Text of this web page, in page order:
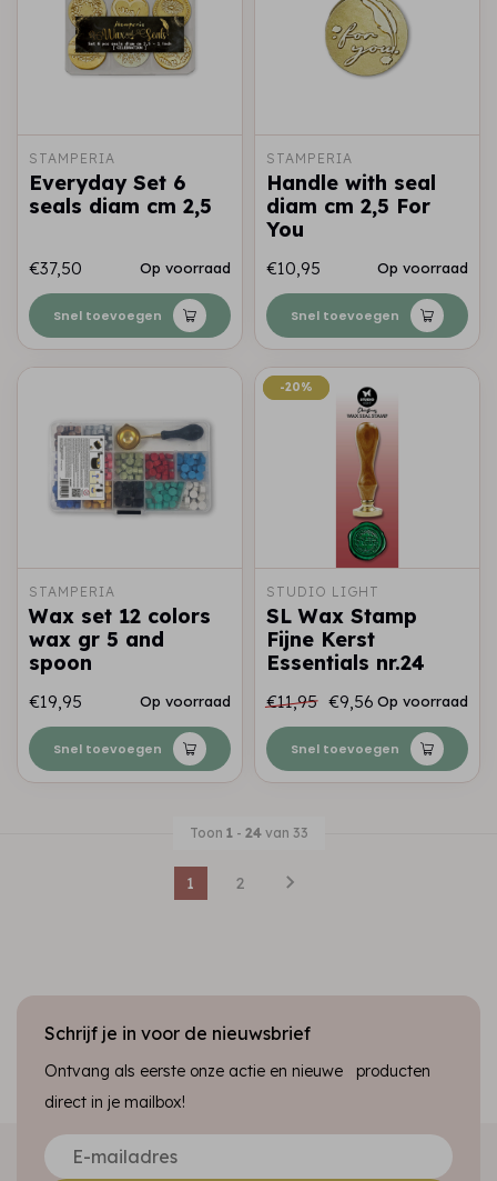
STAMPERIA
Everyday Set 6
seals diam cm 2,5
€37,50 Op voorraad
Snel toevoegen
STAMPERIA
Handle with seal
diam cm 2,5 For
You
€10,95 Op voorraad
Snel toevoegen
STAMPERIA
Wax set 12 colors
wax gr 5 and
spoon
€19,95 Op voorraad
Snel toevoegen
-20%
-20%
STUDIO LIGHT
SL Wax Stamp
Fijne Kerst
Essentials nr.24
€11,95 €9,56 Op voorraad
Snel toevoegen
Toon 1- 24van 33
1 2
Schrijf je in voor de nieuwsbrief
Ontvang als eerste onze actie en nieuwe producten
direct in je mailbox!